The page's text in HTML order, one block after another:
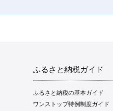
ふるさと納税ガイド
ふるさと納税の基本ガイド
ワンストップ特例制度ガイド